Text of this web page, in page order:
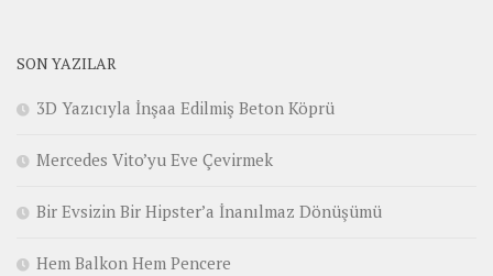
SON YAZILAR
3D Yazıcıyla İnşaa Edilmiş Beton Köprü
Mercedes Vito’yu Eve Çevirmek
Bir Evsizin Bir Hipster’a İnanılmaz Dönüşümü
Hem Balkon Hem Pencere